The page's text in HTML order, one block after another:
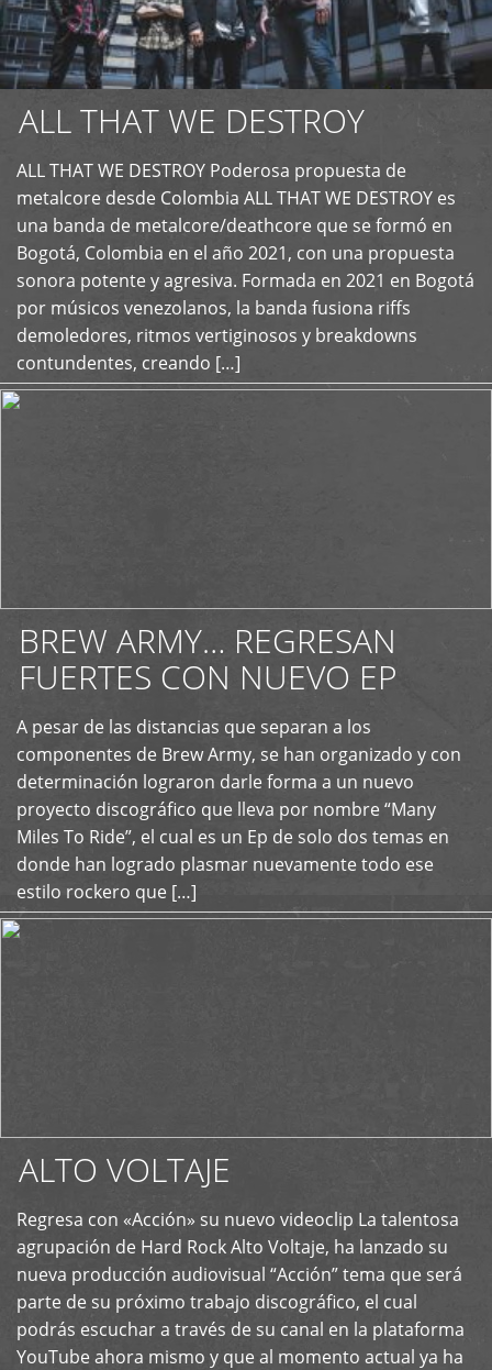
ALL THAT WE DESTROY
ALL THAT WE DESTROY Poderosa propuesta de
metalcore desde Colombia ALL THAT WE DESTROY es
una banda de metalcore/deathcore que se formó en
Bogotá, Colombia en el año 2021, con una propuesta
sonora potente y agresiva. Formada en 2021 en Bogotá
por músicos venezolanos, la banda fusiona riffs
demoledores, ritmos vertiginosos y breakdowns
contundentes, creando […]
+
BREW ARMY… REGRESAN
FUERTES CON NUEVO EP
A pesar de las distancias que separan a los
componentes de Brew Army, se han organizado y con
determinación lograron darle forma a un nuevo
proyecto discográfico que lleva por nombre “Many
Miles To Ride”, el cual es un Ep de solo dos temas en
donde han logrado plasmar nuevamente todo ese
estilo rockero que […]
+
ALTO VOLTAJE
Regresa con «Acción» su nuevo videoclip La talentosa
agrupación de Hard Rock Alto Voltaje, ha lanzado su
nueva producción audiovisual “Acción” tema que será
parte de su próximo trabajo discográfico, el cual
podrás escuchar a través de su canal en la plataforma
YouTube ahora mismo y que al momento actual ya ha
+